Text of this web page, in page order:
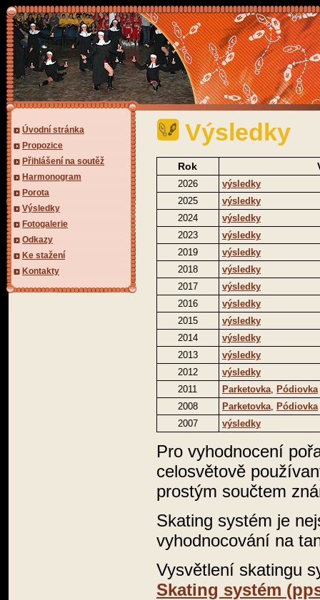
Úvodní stránka
Propozice
Přihlášení na soutěž
Harmonogram
Porota
Výsledky
Fotogalerie
Odkazy
Ke stažení
Kontakty
Výsledky
Rok
2026
výsledky
2025
výsledky
2024
výsledky
2023
výsledky
2019
výsledky
2018
výsledky
2017
výsledky
2016
výsledky
2015
výsledky
2014
výsledky
2013
výsledky
2012
výsledky
2011
Parketovka, Pódiovka
2008
Parketovka, Pódiovka
2007
výsledky
Pro vyhodnocení
celosvětově
prostým součtem
Skating systém je
vyhodnocování na
Vysvětlení skatingu
Skating systém